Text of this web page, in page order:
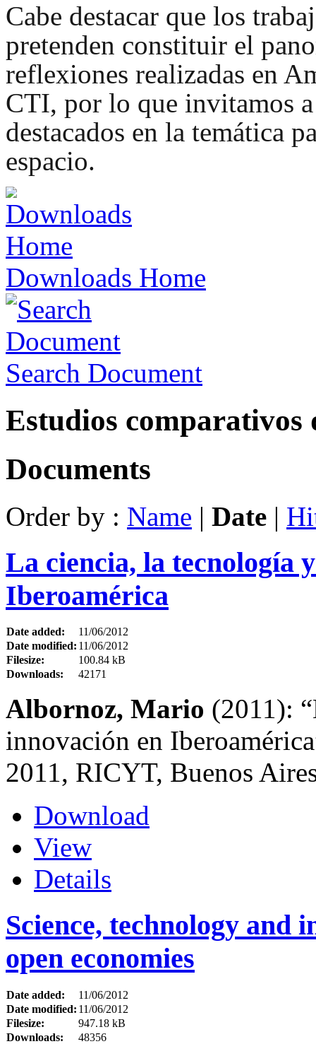
Cabe destacar que los
pretenden constituir el
reflexiones realizadas en
CTI, por lo que invitamos
destacados en la temática
espacio.
Downloads Home
Search Document
Estudios
Documents
Order by : Name | Date |
La ciencia, la tecnología
Iberoamérica
Date added:
11/06/2012
Date modified: 11/06/2012
Filesize:
100.84 kB
Downloads:
42171
Albornoz, Mario (2011):
innovación en
2011, RICYT, Buenos
Download
View
Details
Science, technology and
open economies
Date added:
11/06/2012
Date modified: 11/06/2012
Filesize:
947.18 kB
Downloads:
48356